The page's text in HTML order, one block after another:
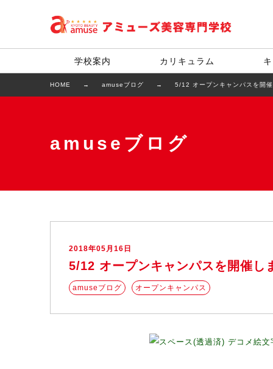
学校案内 カリキュラム
HOME amuseブログ 5/12 オープンキャンパスを開
amuseブログ
2018年05月16日
5/12 オープンキャンパスを開催し
amuseブログ オープンキャンパス